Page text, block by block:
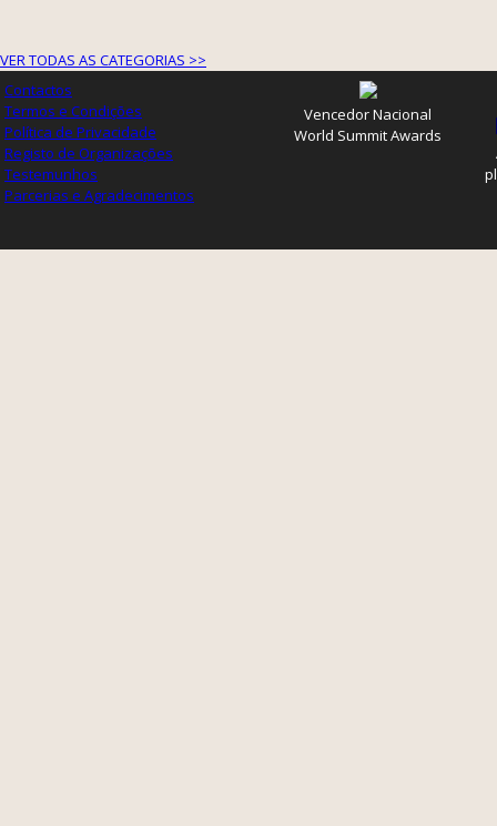
VER TODAS AS CATEGORIAS >>
Contactos
Termos e Condições
Política de Privacidade
Registo de Organizações
Testemunhos
Parcerias e Agradecimentos
Vencedor Nacional
World Summit Awards